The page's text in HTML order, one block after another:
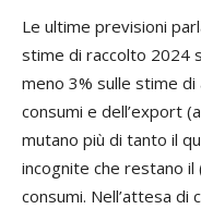
Le ultime previsioni
stime di raccolto 2024
meno 3% sulle stime
consumi e dell’export
mutano più di tanto il
incognite che restano
consumi. Nell’attesa di